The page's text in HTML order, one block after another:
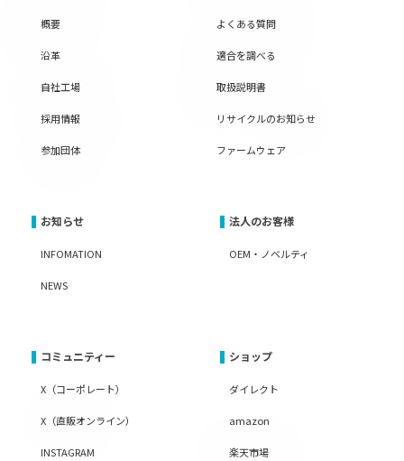
概要
沿革
自社工場
採用情報
参加団体
よくある質問
適合を調べる
取扱説明書
リサイクルのお知らせ
ファームウェア
お知らせ
INFOMATION
NEWS
法人のお客様
OEM・ノベルティ
コミュニティー
X（コーポレート）
X（直販オンライン）
INSTAGRAM
ショップ
ダイレクト
amazon
楽天市場